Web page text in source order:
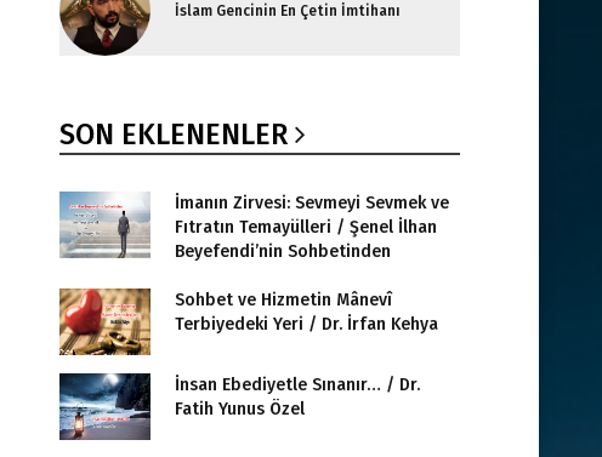
İslam Gencinin En Çetin İmtihanı
SON EKLENENLER
İmanın Zirvesi: Sevmeyi Sevmek ve
Fıtratın Temayülleri / Şenel İlhan
Beyefendi’nin Sohbetinden
Sohbet ve Hizmetin Mânevî
Terbiyedeki Yeri / Dr. İrfan Kehya
İnsan Ebediyetle Sınanır… / Dr.
Fatih Yunus Özel